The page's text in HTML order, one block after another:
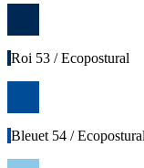
Roi 53 / Ecopostural
Bleuet 54 / Ecopostural